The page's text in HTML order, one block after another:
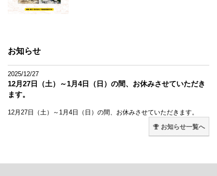
お知らせ
2025/12/27
12月27日（土）～1月4日（日）の間、お休みさせていただき
ます。
12月27日（土）～1月4日（日）の間、お休みさせていただきます。
お知らせ一覧へ